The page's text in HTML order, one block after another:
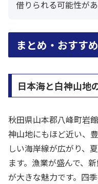
借りられる可能性があ
まとめ・おすす
日本海と白神山地
秋田県山本郡八峰町岩
神山地にもほど近い、
しい海岸線が広がり、
ます。漁業が盛んで、
が大きな魅力です。四